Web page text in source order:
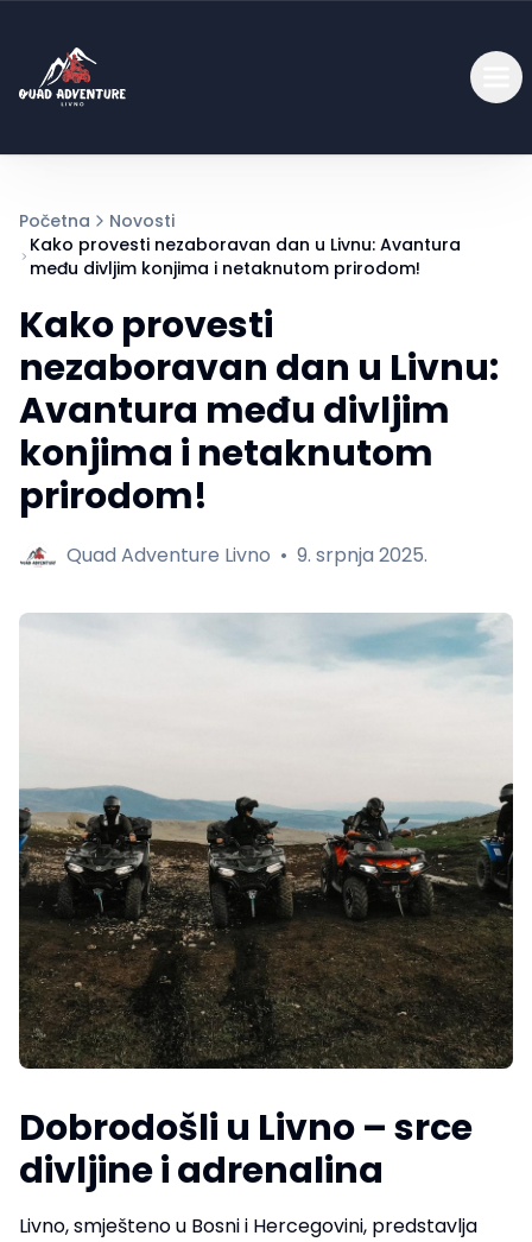
Početna
Novosti
Kako provesti nezaboravan dan u Livnu: Avantura
među divljim konjima i netaknutom prirodom!
Kako provesti
nezaboravan dan u Livnu:
Avantura među divljim
konjima i netaknutom
prirodom!
Quad Adventure Livno • 9. srpnja 2025.
Dobrodošli u Livno – srce
divljine i adrenalina
Livno, smješteno u Bosni i Hercegovini, predstavlja